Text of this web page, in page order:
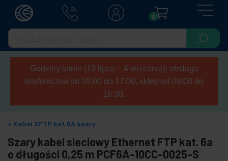
0
Godziny letnie (13 lipca – 4 września): obsługa
telefoniczna od 09:00 do 17:00, sklep od 08:00 do
16:30.
Kabel SFTP kat.6A szary
Szary kabel sieciowy Ethernet FTP kat. 6a
o długości 0,25 m PCF6A-10CC-0025-S